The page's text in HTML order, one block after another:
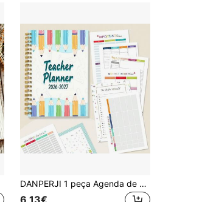
DANPERJI 1 peça Agenda de Professor 2026-2027 com Design de Ilustração Educativa 5,5x8,3 pol. e Design de Ilustração de Riscas de Lápis, Caderno de Horário de Professor para Planeamento de Aulas/Gestão de Sala de Aula/Plano de Ensino, Material Escolar
6,13€